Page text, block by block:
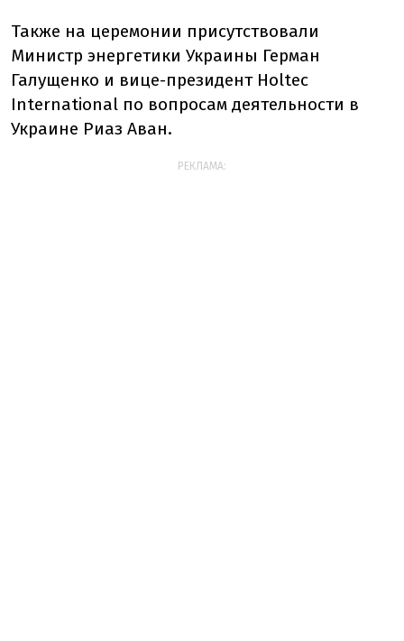
Также на церемонии присутствовали
Министр энергетики Украины Герман
Галущенко и вице-президент Holtec
International по вопросам деятельности в
Украине Риаз Аван.
РЕКЛАМА: